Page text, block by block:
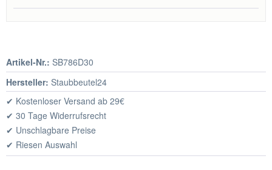
Artikel-Nr.: SB786D30
Hersteller: Staubbeutel24
✔ Kostenloser Versand ab 29€
✔ 30 Tage Widerrufsrecht
✔ Unschlagbare Preise
✔ Riesen Auswahl